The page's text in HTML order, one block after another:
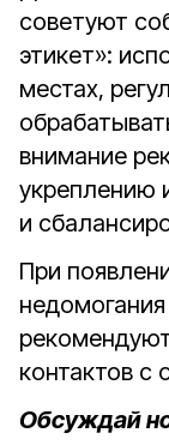
советуют
этикет»:
местах,
внимание
укреплению
и
При
контактов
Обсуждай